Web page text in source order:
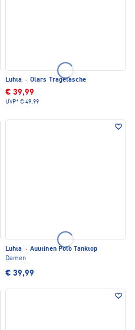
Luhta · Olars Tragetasche
€ 39,99
UVP* € 49,99
Luhta · Auutinen Polo Tanktop
Damen
€ 39,99